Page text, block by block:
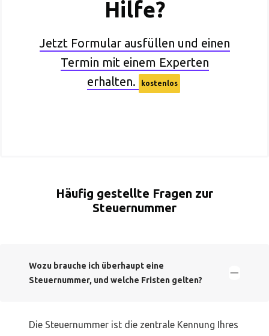
Hilfe?
Jetzt Formular ausfüllen und einen
Termin mit einem Experten
erhalten.
kostenlos
Häufig gestellte Fragen zur
Steuernummer
Wozu brauche ich überhaupt eine
Steuernummer, und welche Fristen gelten?
Die Steuernummer ist die zentrale Kennung Ihres